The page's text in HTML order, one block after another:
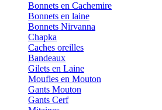
Bonnets en Cachemire
Bonnets en laine
Bonnets Nirvanna
Chapka
Caches oreilles
Bandeaux
Gilets en Laine
Moufles en Mouton
Gants Mouton
Gants Cerf